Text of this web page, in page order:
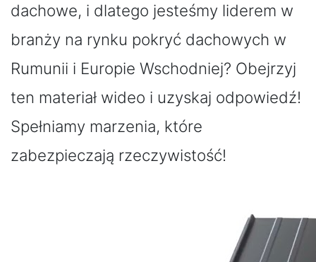
dachowe, i dlatego jesteśmy liderem w
branży na rynku pokryć dachowych w
Rumunii i Europie Wschodniej? Obejrzyj
ten materiał wideo i uzyskaj odpowiedź!
Spełniamy marzenia, które
zabezpieczają rzeczywistość!